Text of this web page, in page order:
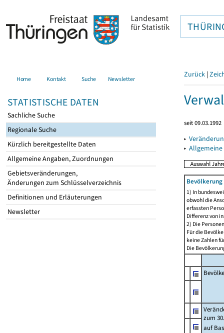
Home Kontakt Suche Newsletter
STATISTISCHE DATEN
Sachliche Suche
Regionale Suche
Kürzlich bereitgestellte Daten
Allgemeine Angaben, Zuordnungen
Gebietsveränderungen,
Änderungen zum Schlüsselverzeichnis
Definitionen und Erläuterungen
Newsletter
Zurück |
seit 09.03.1992
▸
▸
1) In
obwohl die
erfassten
Differenz von
2) Die
Für die
keine Zahlen
Die
zum
auf